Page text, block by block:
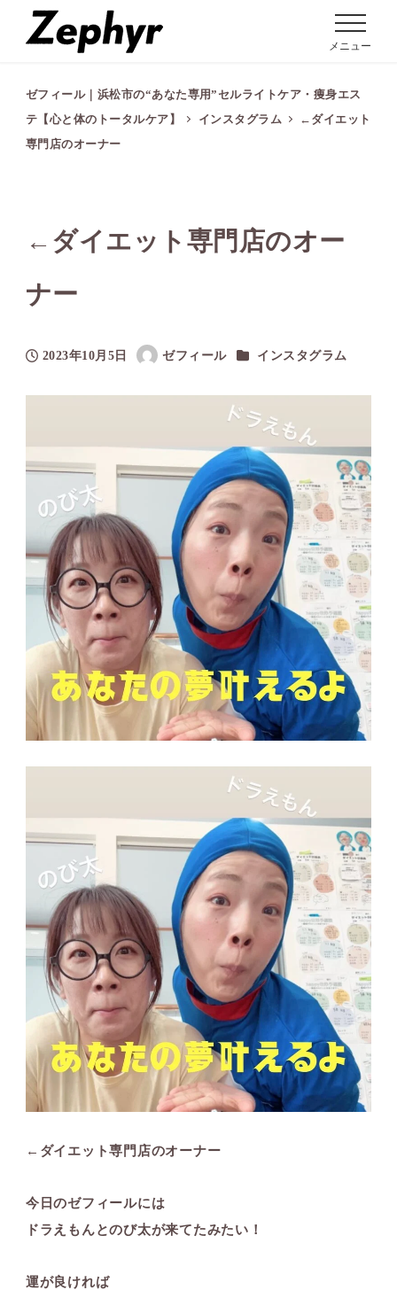
メニュー
ゼフィール｜浜松市の“あなた専用”セルライトケア・痩身エス
テ【心と体のトータルケア】
インスタグラム
←ダイエット
専門店のオーナー
←ダイエット専門店のオー
ナー
2023年10月5日
著
者
ゼフィール カテゴリー
インスタグラム
←ダイエット専門店のオーナー
今日のゼフィールには
ドラえもんとのび太が来てたみたい！
運が良ければ